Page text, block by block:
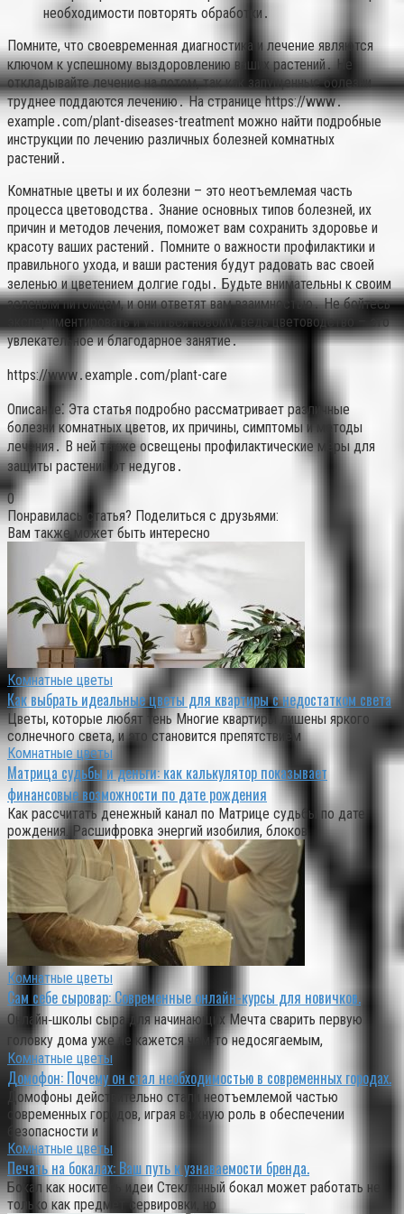
необходимости повторять обработки․
Помните, что своевременная диагностика и лечение являются
ключом к успешному выздоровлению ваших растений․ Не
откладывайте лечение на потом, так как запущенные болезни
труднее поддаются лечению․ На странице https://www․
example․com/plant-diseases-treatment можно найти подробные
инструкции по лечению различных болезней комнатных
растений․
Комнатные цветы и их болезни – это неотъемлемая часть
процесса цветоводства․ Знание основных типов болезней, их
причин и методов лечения, поможет вам сохранить здоровье и
красоту ваших растений․ Помните о важности профилактики и
правильного ухода, и ваши растения будут радовать вас своей
зеленью и цветением долгие годы․ Будьте внимательны к своим
зеленым питомцам, и они ответят вам взаимностью․ Не бойтесь
экспериментировать и учиться новому, ведь цветоводство – это
увлекательное и благодарное занятие․
https://www․example․com/plant-care
Описание⁚ Эта статья подробно рассматривает различные
болезни комнатных цветов, их причины, симптомы и методы
лечения․ В ней также освещены профилактические меры для
защиты растений от недугов․
0
Понравилась статья? Поделиться с друзьями:
Вам также может быть интересно
Комнатные цветы
Как выбрать идеальные цветы для квартиры с недостатком света
Цветы, которые любят тень Многие квартиры лишены яркого
солнечного света, и это становится препятствием
Комнатные цветы
Матрица судьбы и деньги: как калькулятор показывает
финансовые возможности по дате рождения
Как рассчитать денежный канал по Матрице судьбы по дате
рождения. Расшифровка энергий изобилия, блоков
Комнатные цветы
Сам себе сыровар: Современные онлайн-курсы для новичков.
Онлайн‑школы сыра для начинающих Мечта сварить первую
головку дома уже не кажется чем‑то недосягаемым,
Комнатные цветы
Домофон: Почему он стал необходимостью в современных городах.
Домофоны действительно стали неотъемлемой частью
современных городов, играя важную роль в обеспечении
безопасности и
Комнатные цветы
Печать на бокалах: Ваш путь к узнаваемости бренда.
Бокал как носитель идеи Стеклянный бокал может работать не
только как предмет сервировки, но